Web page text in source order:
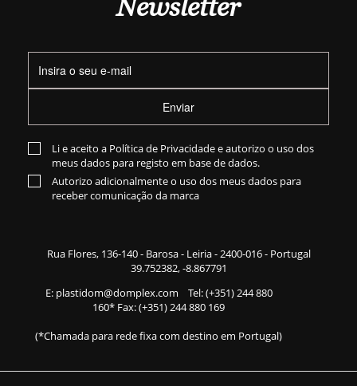
Newsletter
Enviar
Li e aceito a Política de Privacidadee autorizo o uso dos
meus dados para registo em base de dados.
Autorizo adicionalmente o uso dos meus dados para
receber comunicação da marca
Rua Flores, 136-140- Barosa - Leiria - 2400-016 - Portugal
39.752382, -8.867791
E: plastidom@domplex.com Tel:(+351) 244 880
160* Fax: (+351) 244 880 169
(*Chamada para rede fixa com destino em Portugal)